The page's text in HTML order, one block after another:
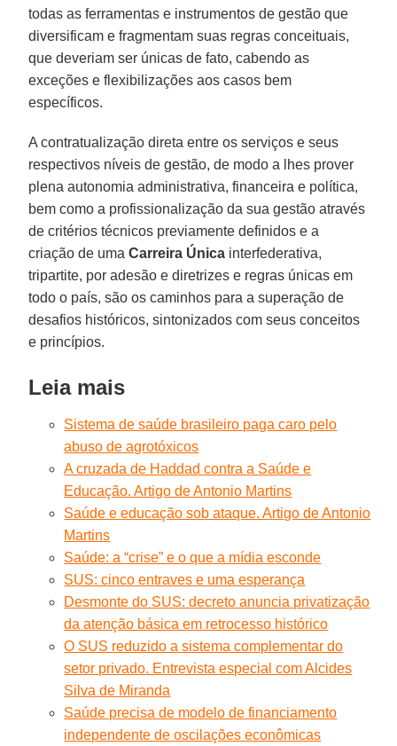
todas as ferramentas e instrumentos de gestão que
diversificam e fragmentam suas regras conceituais,
que deveriam ser únicas de fato, cabendo as
exceções e flexibilizações aos casos bem
específicos.
A contratualização direta entre os serviços e seus
respectivos níveis de gestão, de modo a lhes prover
plena autonomia administrativa, financeira e política,
bem como a profissionalização da sua gestão através
de critérios técnicos previamente definidos e a
criação de umaCarreira Única interfederativa,
tripartite, por adesão e diretrizes e regras únicas em
todo o país, são os caminhos para a superação de
desafios históricos, sintonizados com seus conceitos
e princípios.
Leia mais
Sistema de saúde brasileiro paga caro pelo
abuso de agrotóxicos
A cruzada de Haddad contra a Saúde e
Educação. Artigo de Antonio Martins
Saúde e educação sob ataque. Artigo de Antonio
Martins
Saúde: a “crise” e o que a mídia esconde
SUS: cinco entraves e uma esperança
Desmonte do SUS: decreto anuncia privatização
da atenção básica em retrocesso histórico
O SUS reduzido a sistema complementar do
setor privado. Entrevista especial com Alcides
Silva de Miranda
Saúde precisa de modelo de financiamento
independente de oscilações econômicas